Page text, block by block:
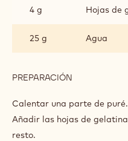
4 g Hojas de
25 g Agua
PREPARACIÓN
DE
GRIOTTE
Calentar una parte de puré.
Añadir las hojas de
resto.